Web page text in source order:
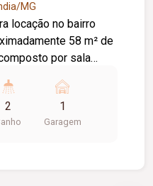
MG
locação no bairro
58 m² de
por sala
de serviço, 03
planejados e 01
social com box
2 1
Garagem